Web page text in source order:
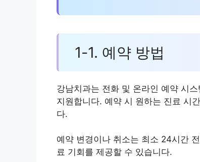
1-1. 예약 방법
강남치과는 전화 및 온라인 예약 시
지원합니다. 예약 시 원하는 진료 시
다.
예약 변경이나 취소는 최소 24시간
료 기회를 제공할 수 있습니다.